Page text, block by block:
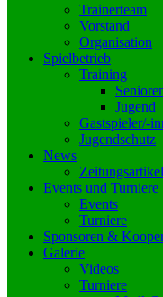
Trainerteam
Vorstand
Organisation
Spielbetrieb
Training
Jugend
Gastspieler/-
Jugendschutz
News
Events und Turniere
Events
Turniere
Sponsoren &
Galerie
Videos
Turniere